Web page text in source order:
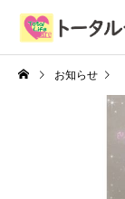
お知らせ